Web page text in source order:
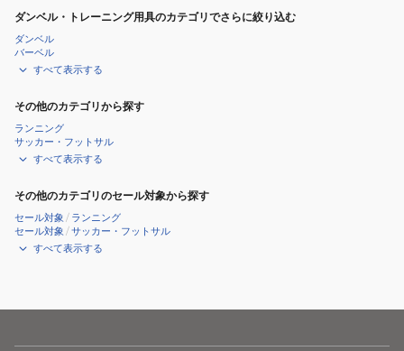
ダンベル・トレーニング用具のカテゴリでさらに絞り込む
ダンベル
バーベル
すべて表示する
その他のカテゴリから探す
ランニング
サッカー・フットサル
すべて表示する
その他のカテゴリのセール対象から探す
セール対象 / ランニング
セール対象 /サッカー・フットサル
すべて表示する